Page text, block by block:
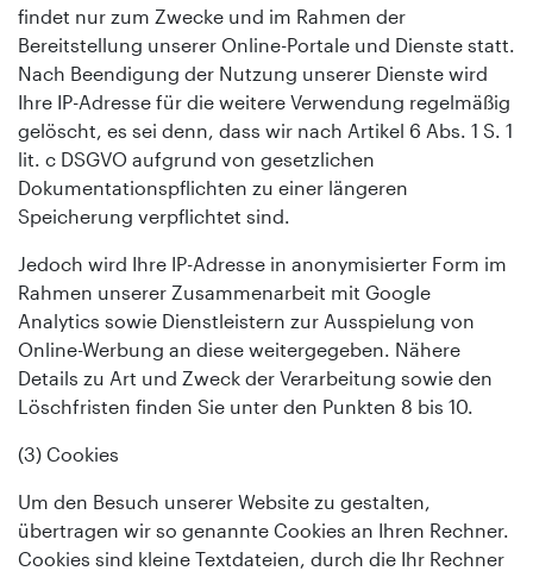
findet nur zum Zwecke und im Rahmen der
Bereitstellung unserer Online-Portale und Dienste statt.
Nach Beendigung der Nutzung unserer Dienste wird
Ihre IP-Adresse für die weitere Verwendung regelmäßig
gelöscht, es sei denn, dass wir nach Artikel 6 Abs. 1 S. 1
lit. c DSGVO aufgrund von gesetzlichen
Dokumentationspflichten zu einer längeren
Speicherung verpflichtet sind.
Jedoch wird Ihre IP-Adresse in anonymisierter Form im
Rahmen unserer Zusammenarbeit mit Google
Analytics sowie Dienstleistern zur Ausspielung von
Online-Werbung an diese weitergegeben. Nähere
Details zu Art und Zweck der Verarbeitung sowie den
Löschfristen finden Sie unter den Punkten 8 bis 10.
(3) Cookies
Um den Besuch unserer Website zu gestalten,
übertragen wir so genannte Cookies an Ihren Rechner.
Cookies sind kleine Textdateien, durch die Ihr Rechner